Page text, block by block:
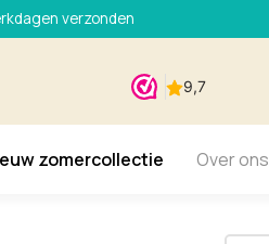
verzonden
zomercollectie Over ons